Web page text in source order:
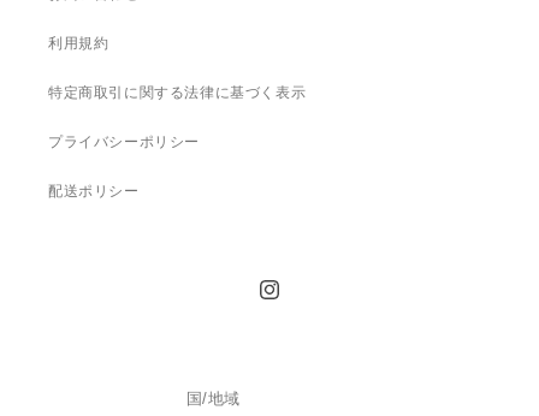
利用規約
特定商取引に関する法律に基づく表示
プライバシーポリシー
配送ポリシー
Instagram
国/地域